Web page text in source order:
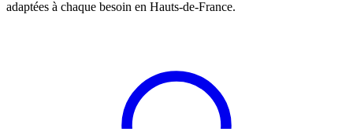
adaptées à chaque besoin en Hauts-de-France.